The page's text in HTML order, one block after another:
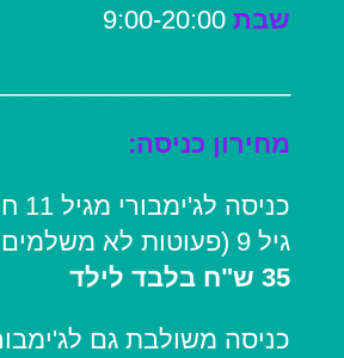
שבת 9:00-20:00
מחירון כניסה:
גיל 9 (פעוטות לא משלמים )
35 ש"ח בלבד לילד
כניסה משולבת גם